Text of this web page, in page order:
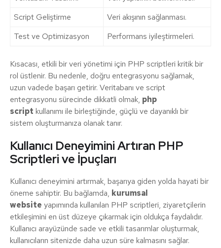
Script Geliştirme
Veri akışının sağlanması.
Test ve Optimizasyon
Performans iyileştirmeleri.
Kısacası, etkili bir veri yönetimi için PHP scriptleri kritik bir
rol üstlenir. Bu nedenle, doğru entegrasyonu sağlamak,
uzun vadede başarı getirir. Veritabanı ve script
entegrasyonu sürecinde dikkatli olmak, php
script kullanımı ile birleştiğinde, güçlü ve dayanıklı bir
sistem oluşturmanıza olanak tanır.
Kullanıcı Deneyimini Artıran PHP
Scriptleri ve İpuçları
Kullanıcı deneyimini artırmak, başarıya giden yolda hayati bir
öneme sahiptir. Bu bağlamda, kurumsal
website yapımında kullanılan PHP scriptleri, ziyaretçilerin
etkileşimini en üst düzeye çıkarmak için oldukça faydalıdır.
Kullanıcı arayüzünde sade ve etkili tasarımlar oluşturmak,
kullanıcıların sitenizde daha uzun süre kalmasını sağlar.